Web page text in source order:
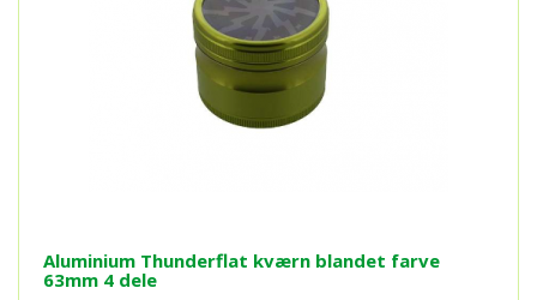
Aluminium Thunderflat kværn blandet farve
63mm 4 dele